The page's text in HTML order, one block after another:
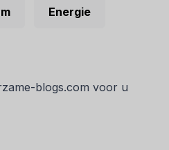
Energie
blogs.com voor u